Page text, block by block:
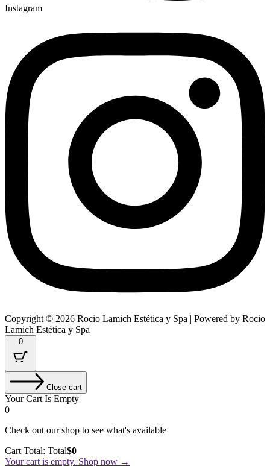
Instagram
Copyright © 2026 Rocio Lamich Estética y Spa | Powered by Rocio
Lamich Estética y Spa
0
Close cart
Your Cart Is Empty
0
Check out our shop to see what's available
Cart Total: Total$0
Your cart is empty. Shop now →